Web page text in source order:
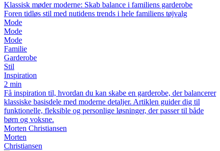
Klassisk møder moderne: Skab balance i familiens garderobe
Foren tidløs stil med nutidens trends i hele familiens tøjvalg
Mode
Mode
Mode
Familie
Garderobe
Stil
Inspiration
2 min
Få inspiration til, hvordan du kan skabe en garderobe, der balancerer
klassiske basisdele med moderne detaljer. Artiklen guider dig til
funktionelle, fleksible og personlige løsninger, der passer til både
børn og voksne.
Morten Christiansen
Morten
Christiansen